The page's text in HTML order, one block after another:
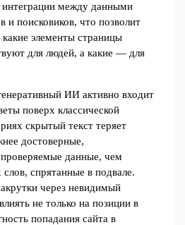
интеграции между данными
и поисковиков, что позволит
элементы страницы
для людей, а какие ― для
ИИ активно входит
поверх классической
скрытый текст теряет
достоверные,
данные, чем
спрятанные в подвале.
через невидимый
не только на позиции в
попадания сайта в